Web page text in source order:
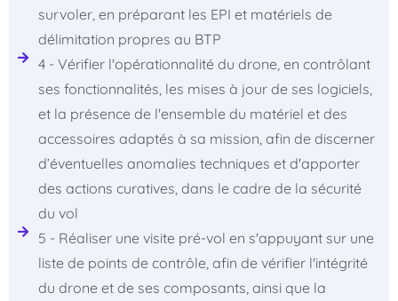
survoler, en préparant les EPI et matériels de
délimitation propres au BTP
4 - Vérifier l'opérationnalité du drone, en contrôlant
ses fonctionnalités, les mises à jour de ses logiciels,
et la présence de l'ensemble du matériel et des
accessoires adaptés à sa mission, afin de discerner
d’éventuelles anomalies techniques et d'apporter
des actions curatives, dans le cadre de la sécurité
du vol
5 - Réaliser une visite pré-vol en s'appuyant sur une
liste de points de contrôle, afin de vérifier l'intégrité
du drone et de ses composants, ainsi que la